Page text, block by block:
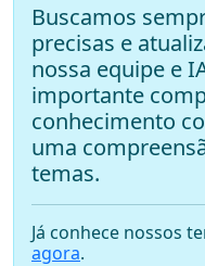
Buscamos
precisas e
nossa equipe e
importante
conhecimento
uma
temas.
Já conhece nossos
agora.